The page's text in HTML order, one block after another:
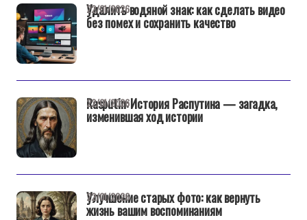
Удалить водяной знак: как сделать видео
без помех и сохранить качество
22/01/2026
Rasputin: История Распутина — загадка,
изменившая ход истории
22/01/2026
Улучшение старых фото: как вернуть
жизнь вашим воспоминаниям
22/01/2026